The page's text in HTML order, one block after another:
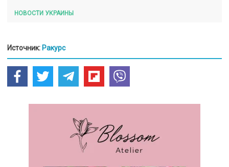
НОВОСТИ УКРАИНЫ
Источник: Ракурс